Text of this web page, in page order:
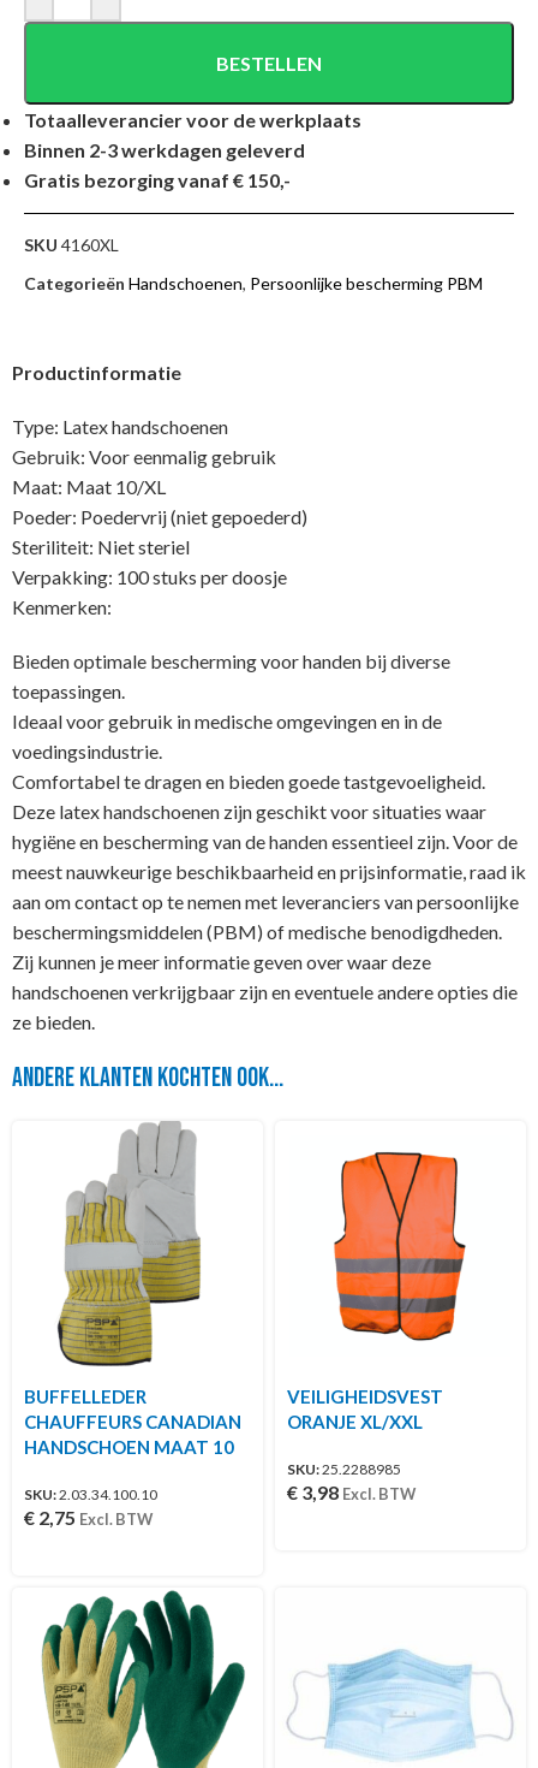
BESTELLEN
Totaalleverancier voor de werkplaats
Binnen 2-3 werkdagen geleverd
Gratis bezorging vanaf € 150,-
SKU 4160XL
Categorieën Handschoenen, Persoonlijke bescherming PBM
Productinformatie
Type: Latex handschoenen
Gebruik: Voor eenmalig gebruik
Maat: Maat 10/XL
Poeder: Poedervrij (niet gepoederd)
Steriliteit: Niet steriel
Verpakking: 100 stuks per doosje
Kenmerken:
Bieden optimale bescherming voor handen bij diverse
toepassingen.
Ideaal voor gebruik in medische omgevingen en in de
voedingsindustrie.
Comfortabel te dragen en bieden goede tastgevoeligheid.
Deze latex handschoenen zijn geschikt voor situaties waar
hygiëne en bescherming van de handen essentieel zijn. Voor de
meest nauwkeurige beschikbaarheid en prijsinformatie, raad ik
aan om contact op te nemen met leveranciers van persoonlijke
beschermingsmiddelen (PBM) of medische benodigdheden.
Zij kunnen je meer informatie geven over waar deze
handschoenen verkrijgbaar zijn en eventuele andere opties die
ze bieden.
Andere klanten kochten ook...
BUFFELLEDER
CHAUFFEURS CANADIAN
HANDSCHOEN MAAT 10
SKU:2.03.34.100.10
€ 2,75 Excl. BTW
VEILIGHEIDSVEST
ORANJE XL/XXL
SKU:25.2288985
€ 3,98 Excl. BTW